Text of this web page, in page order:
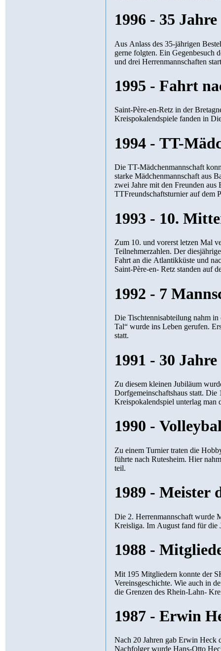
1996 - 35
Aus Anlass des 35-jährigen
gerne folgten. Ein Gegenbesuch
und drei Herrenmannschaften
1995 - Fahrt
Saint-Père-en-Retz in der
Kreispokalendspiele fanden in
1994 - TT-
Die TT-Mädchenmannschaft
starke Mädchenmannschaft aus
zwei Jahre mit den Freunden
TTFreundschaftsturnier auf dem
1993 - 10.
Zum 10. und vorerst letzen Mal
Teilnehmerzahlen. Der
Fahrt an die Atlantikküste und
Saint-Père-en- Retz standen auf
1992 - 7
Die Tischtennisabteilung nahm
Tal“ wurde ins Leben gerufen.
statt.
1991 - 30
Zu diesem kleinen Jubiläum
Dorfgemeinschaftshaus statt.
Kreispokalendspiel unterlag man
1990 -
Zu einem Turnier traten die
führte nach Rutesheim. Hier
teil.
1989 - Meister
Die 2. Herrenmannschaft wurde
Kreisliga. Im August fand für die
1988 -
Mit 195 Mitgliedern konnte der
Vereinsgeschichte. Wie auch in
die Grenzen des Rhein-Lahn-
1987 - Erwin
Nach 20 Jahren gab Erwin Heck
Nachfolger wurde Hans-Otto